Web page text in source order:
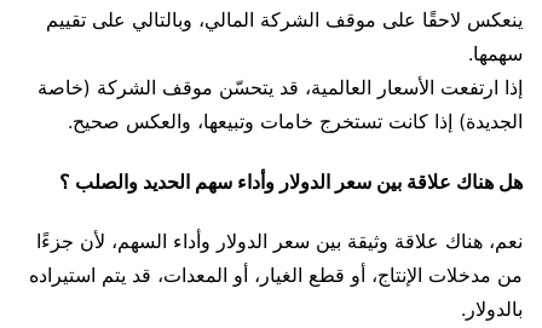
ينعكس لاحقًا على موقف الشركة المالي، وبالتالي على تقييم
سهمها.
إذا ارتفعت الأسعار العالمية، قد يتحسّن موقف الشركة (خاصة
الجديدة) إذا كانت تستخرج خامات وتبيعها، والعكس صحيح.
هل هناك علاقة بين سعر الدولار وأداء سهم الحديد والصلب ؟
نعم، هناك علاقة وثيقة بين سعر الدولار وأداء السهم، لأن جزءًا
من مدخلات الإنتاج، أو قطع الغيار، أو المعدات، قد يتم استيراده
بالدولار.